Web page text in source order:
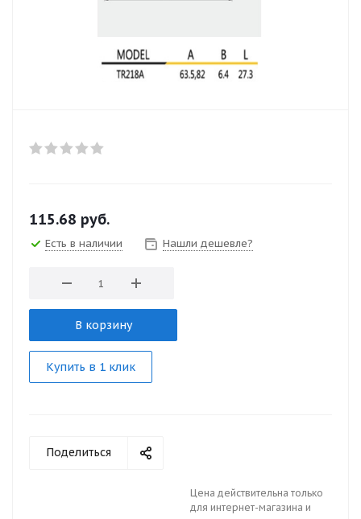
115.68 руб.
Есть в наличии Нашли дешевле?
В корзину
Купить в 1 клик
Поделиться
Цена действительна только
для интернет-магазина и